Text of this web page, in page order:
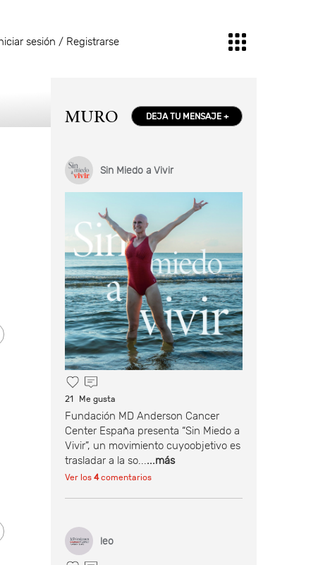
sesión / Registrarse
MURO DEJA TU MENSAJE +
Sin Miedo a Vivir
21 Me gusta
Fundación MD Anderson Cancer
Center España presenta “Sin Miedo a
Vivir”, un movimiento cuyoobjetivo es
trasladar a la so......más
Ver los 4comentarios
leo